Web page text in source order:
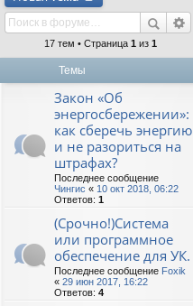
17 тем • Страница 1 из 1
Темы
Закон «Об
энергосбережении»:
как сберечь энергию
и не разориться на
штрафах?
Последнее сообщение
Чингис « 10 окт 2018, 06:22
Ответов: 1
(Срочно!)Система
или программное
обеспечение для УК.
Последнее сообщение Foxik
« 29 июн 2017, 16:22
Ответов: 4